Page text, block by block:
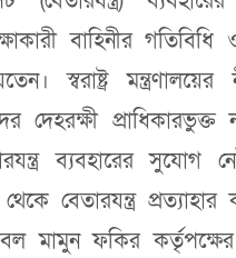
বাহিনীর
স্বরাষ্ট্র মন্ত্রণালয়ের
দেহরক্ষী
ব্যবহারের সুযোগ
বেতারযন্ত্র
মামুন ফকির